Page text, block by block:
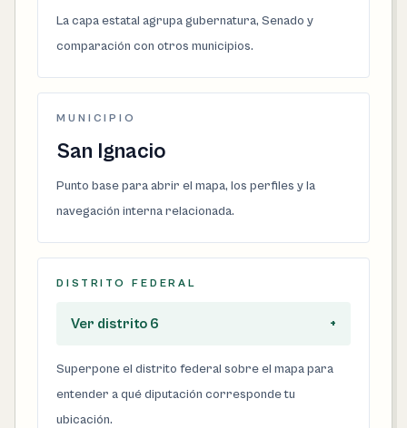
La capa estatal agrupa gubernatura, Senado y
comparación con otros municipios.
MUNICIPIO
San Ignacio
Punto base para abrir el mapa, los perfiles y la
navegación interna relacionada.
DISTRITO FEDERAL
Ver distrito 6 +
Superpone el distrito federal sobre el mapa para
entender a qué diputación corresponde tu
ubicación.